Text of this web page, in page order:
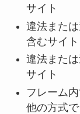
サイト
違法また
含むサイト
違法また
サイト
フレーム
他の方式